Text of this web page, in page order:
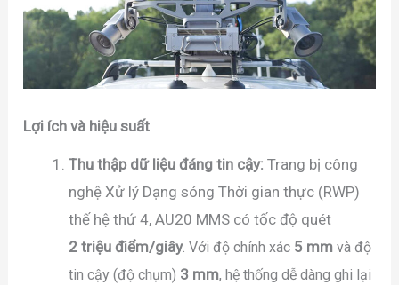
Lợi ích và hiệu suất
Thu thập dữ liệu đáng tin cậy:Trang bị công
nghệ Xử lý Dạng sóng Thời gian thực (RWP)
thế hệ thứ 4, AU20 MMS có tốc độ quét
2 triệuđiểm/giây. Với độ chính xác 5 mm và độ
tin cậy (độ chụm) 3 mm, hệ thống dễ dàng ghi lại